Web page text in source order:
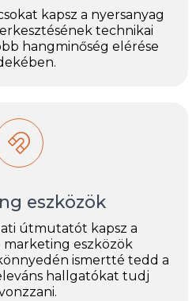
kapsz a nyersanyag
technikai
hangminőség elérése
eszközök
útmutatót kapsz a
marketing eszközök
ismertté tedd a
hallgatókat tudj